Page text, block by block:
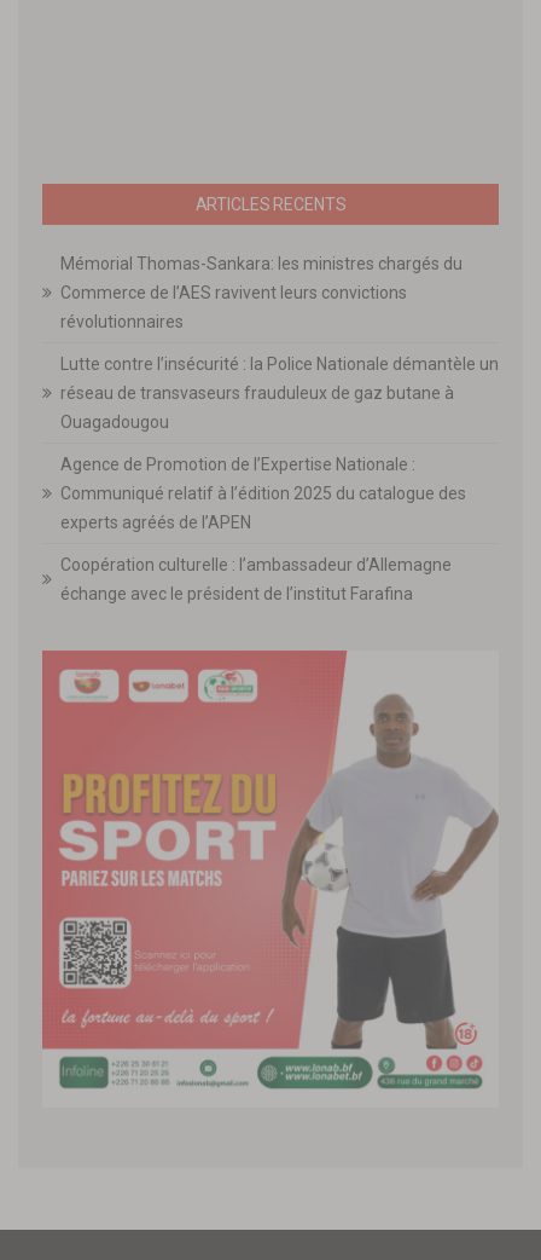
ARTICLES RECENTS
Mémorial Thomas-Sankara: les ministres chargés du
Commerce de l’AES ravivent leurs convictions
révolutionnaires
Lutte contre l’insécurité : la Police Nationale démantèle un
réseau de transvaseurs frauduleux de gaz butane à
Ouagadougou
Agence de Promotion de l’Expertise Nationale :
Communiqué relatif à l’édition 2025 du catalogue des
experts agréés de l’APEN
Coopération culturelle : l’ambassadeur d’Allemagne
échange avec le président de l’institut Farafina